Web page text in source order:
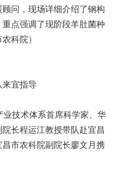
问，现场详细介绍了钢构
点强调了现阶段羊肚菌种
科院）
宜指导
技术体系首席科学家、华
长程运江教授带队赴宜昌
市农科院副院长廖文月携